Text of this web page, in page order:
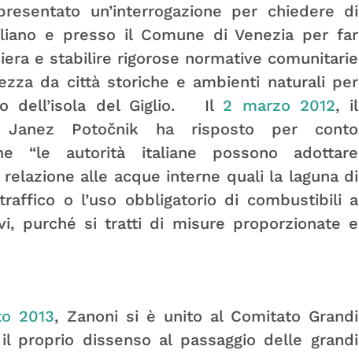
un’interrogazione per chiedere di
e presso il Comune di Venezia per far
e stabilire rigorose normative comunitarie
da città storiche e ambienti naturali per
dell’isola del Giglio. Il2 marzo 2012, il
Janez Potočnik ha risposto per conto
“le autorità italiane possono adottare
alle acque interne quali la laguna di
o l’uso obbligatorio di combustibili a
purché si tratti di misure proporzionate e
2013, Zanoni si è unito al Comitato Grandi
proprio dissenso al passaggio delle grandi